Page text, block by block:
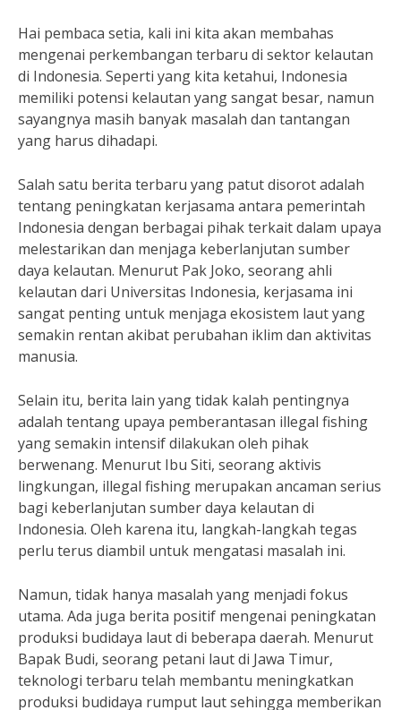
Hai pembaca setia, kali ini kita akan membahas
mengenai perkembangan terbaru di sektor kelautan
di Indonesia. Seperti yang kita ketahui, Indonesia
memiliki potensi kelautan yang sangat besar, namun
sayangnya masih banyak masalah dan tantangan
yang harus dihadapi.
Salah satu berita terbaru yang patut disorot adalah
tentang peningkatan kerjasama antara pemerintah
Indonesia dengan berbagai pihak terkait dalam upaya
melestarikan dan menjaga keberlanjutan sumber
daya kelautan. Menurut Pak Joko, seorang ahli
kelautan dari Universitas Indonesia, kerjasama ini
sangat penting untuk menjaga ekosistem laut yang
semakin rentan akibat perubahan iklim dan aktivitas
manusia.
Selain itu, berita lain yang tidak kalah pentingnya
adalah tentang upaya pemberantasan illegal fishing
yang semakin intensif dilakukan oleh pihak
berwenang. Menurut Ibu Siti, seorang aktivis
lingkungan, illegal fishing merupakan ancaman serius
bagi keberlanjutan sumber daya kelautan di
Indonesia. Oleh karena itu, langkah-langkah tegas
perlu terus diambil untuk mengatasi masalah ini.
Namun, tidak hanya masalah yang menjadi fokus
utama. Ada juga berita positif mengenai peningkatan
produksi budidaya laut di beberapa daerah. Menurut
Bapak Budi, seorang petani laut di Jawa Timur,
teknologi terbaru telah membantu meningkatkan
produksi budidaya rumput laut sehingga memberikan